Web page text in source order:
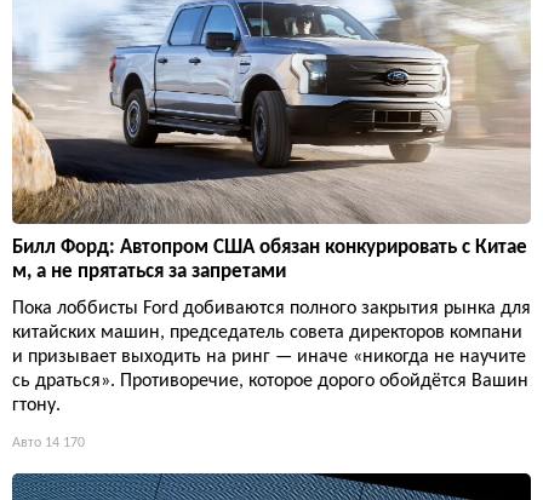
Билл Форд: Автопром США обязан конкурировать с Китае
м, а не прятаться за запретами
Пока лоббисты Ford добиваются полного закрытия рынка для
китайских машин, председатель совета директоров компани
и призывает выходить на ринг — иначе «никогда не научите
сь драться». Противоречие, которое дорого обойдётся Вашин
гтону.
Авто 14 170